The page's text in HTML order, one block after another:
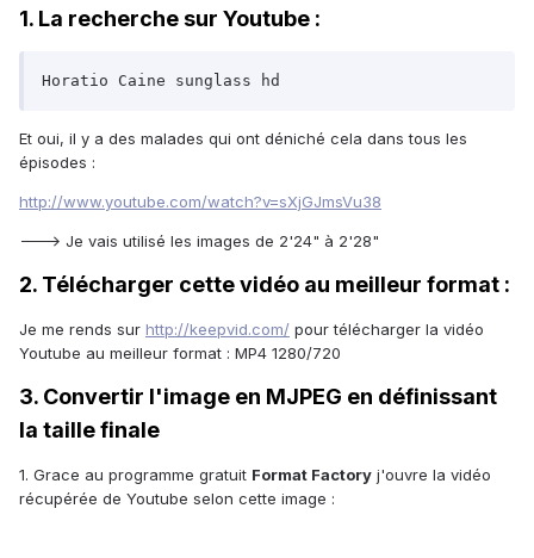
1. La recherche sur Youtube :
Horatio Caine sunglass hd
Et oui, il y a des malades qui ont déniché cela dans tous les
épisodes :
http://www.youtube.com/watch?v=sXjGJmsVu38
---> Je vais utilisé les images de 2'24" à 2'28"
2. Télécharger cette vidéo au meilleur format :
Je me rends sur http://keepvid.com/ pour télécharger la vidéo
Youtube au meilleur format : MP4 1280/720
3. Convertir l'image en MJPEG en définissant
la taille finale
1. Grace au programme gratuit Format Factory j'ouvre la vidéo
récupérée de Youtube selon cette image :